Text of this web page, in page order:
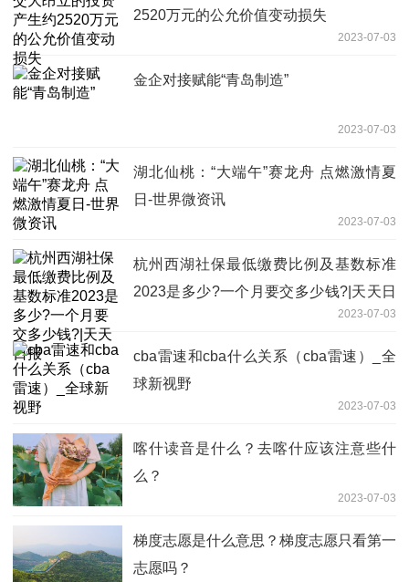
2520万元的公允价值变动损失
2023-07-03
金企对接赋能“青岛制造”
2023-07-03
湖北仙桃：“大端午”赛龙舟 点燃激情夏
日-世界微资讯
2023-07-03
杭州西湖社保最低缴费比例及基数标准
2023是多少?一个月要交多少钱?|天天日
2023-07-03
cba雷速和cba什么关系（cba雷速）_全
球新视野
2023-07-03
喀什读音是什么？去喀什应该注意些什
么？
2023-07-03
梯度志愿是什么意思？梯度志愿只看第一
志愿吗？